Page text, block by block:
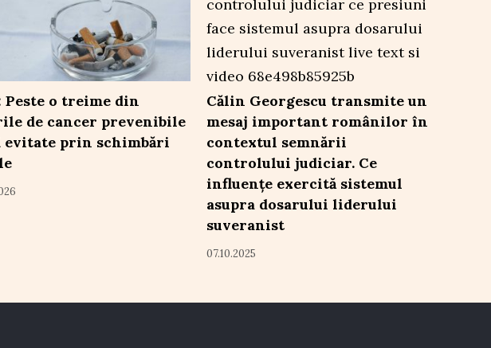
Peste o treime din
de cancer prevenibile
evitate prin schimbări
Călin Georgescu transmite un
mesaj important românilor în
contextul semnării
controlului judiciar. Ce
influențe exercită sistemul
asupra dosarului liderului
suveranist
07.10.2025